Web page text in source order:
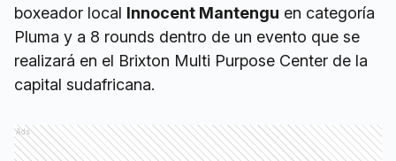
boxeador local Innocent Mantengu en categoría
Pluma y a 8 rounds dentro de un evento que se
realizará en el Brixton Multi Purpose Center de la
capital sudafricana.
Ads